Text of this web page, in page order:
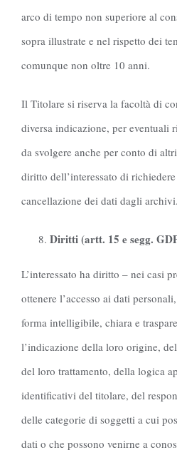
arco di tempo non superiore al
sopra illustrate e nel rispetto dei
comunque non oltre 10 anni.
Il Titolare si riserva la facoltà di
diversa indicazione, per eventuali
da svolgere anche per conto di
diritto dell’interessato di
cancellazione dei dati dagli archivi.
Diritti (artt. 15 e segg.
L’interessato ha diritto – nei casi
ottenere l’accesso ai dati
forma intelligibile, chiara e
l’indicazione della loro origine,
del loro trattamento, della logica
identificativi del titolare, del
delle categorie di soggetti a cui
dati o che possono venirne a